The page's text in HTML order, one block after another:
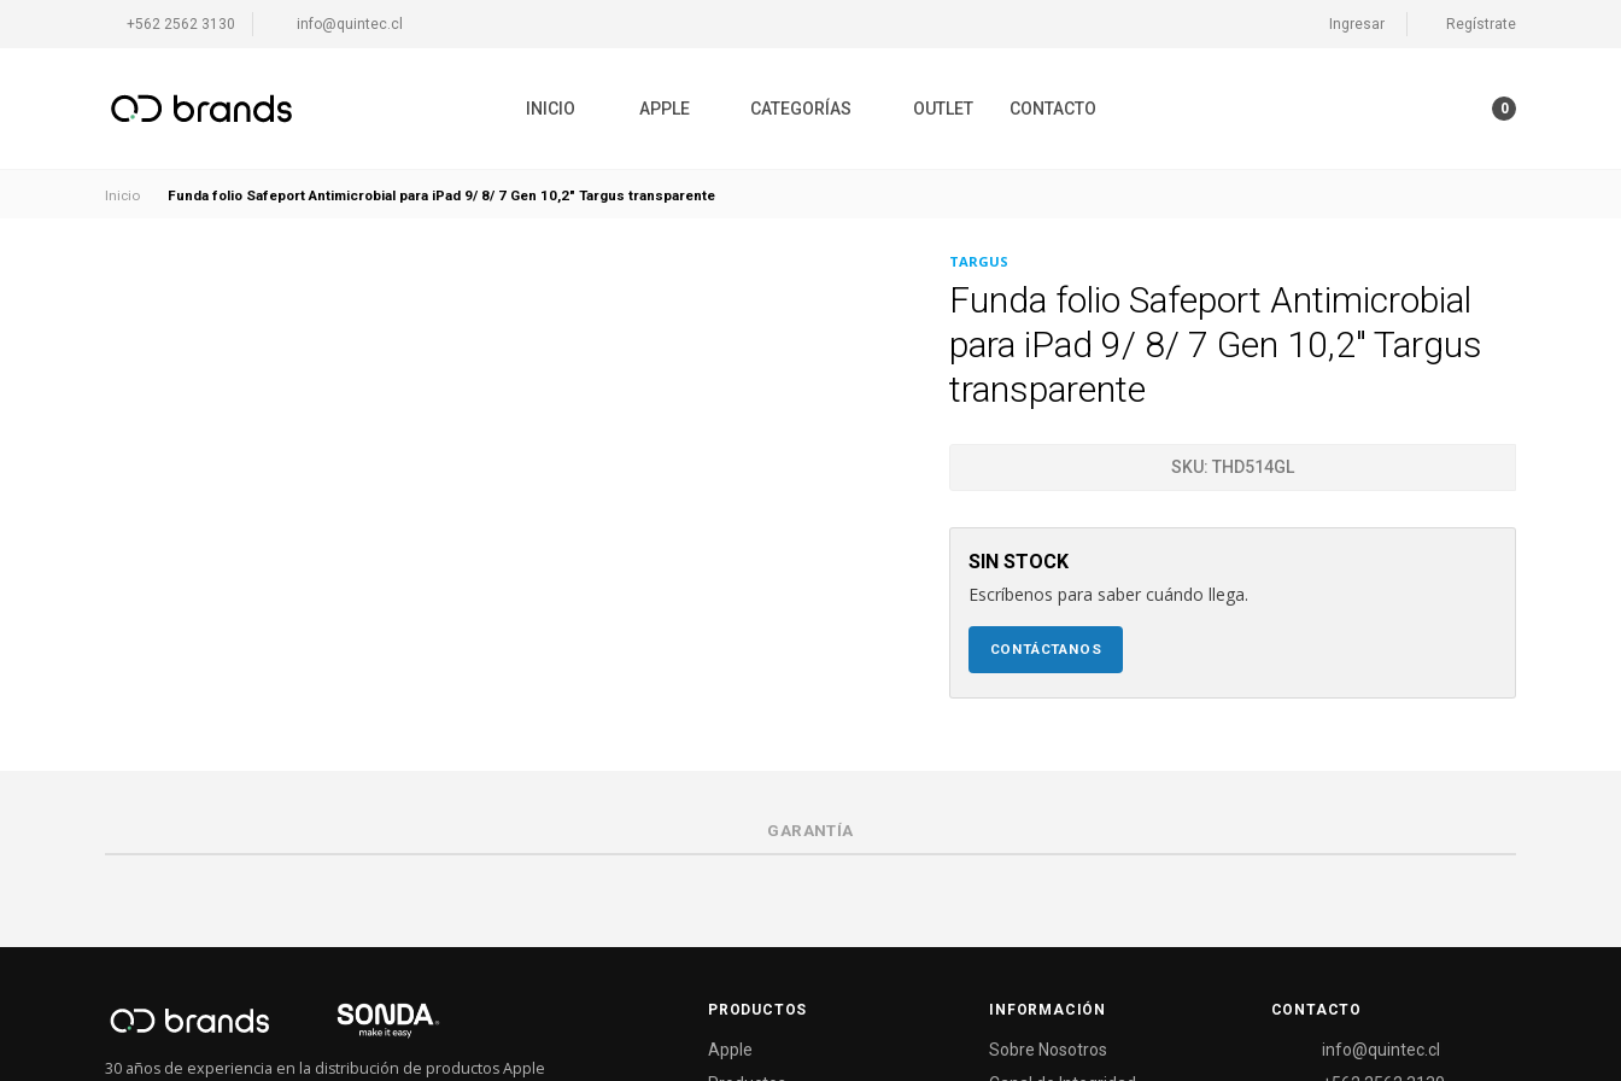
+562 2562 3130 info@quintec.cl Ingresar Regístrate
INICIO APPLE CATEGORÍAS OUTLET CONTACTO 0
Inicio Funda folio Safeport Antimicrobial para iPad 9/ 8/ 7 Gen 10,2" Targus transparente
TARGUS
Funda folio Safeport Antimicrobial
para iPad 9/ 8/ 7 Gen 10,2" Targus
transparente
SKU: THD514GL
SIN STOCK
Escríbenos para saber cuándo llega.
CONTÁCTANOS
GARANTÍA
30 años de experiencia en la distribución de productos Apple
PRODUCTOS
Apple
INFORMACIÓN
Sobre Nosotros
CONTACTO
info@quintec.cl